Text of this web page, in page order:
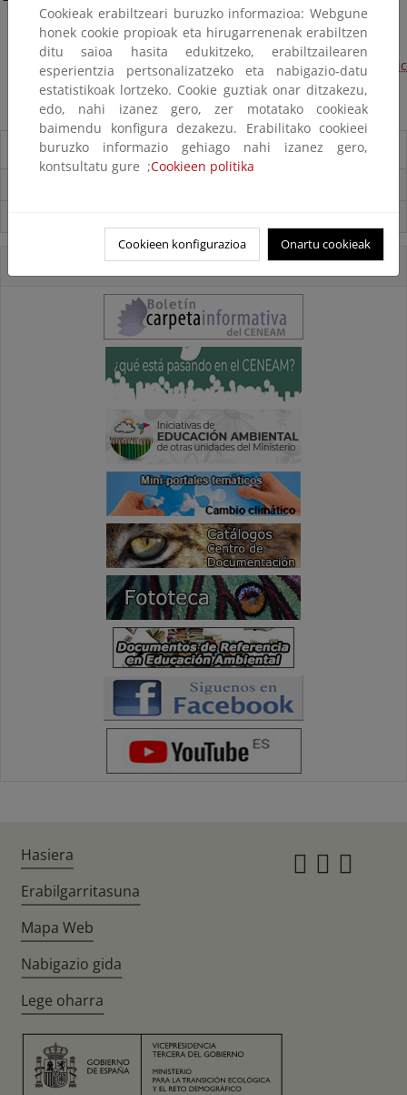
Mapa de localización / Location map
Acceso en transporte público / How to get by public
transport
Destacados
Accesos Directos
Cookieak erabiltzeari buruzko informazioa: Webgune
honek cookie propioak eta hirugarrenenak erabiltzen
ditu saioa hasita edukitzeko, erabiltzailearen
esperientzia pertsonalizatzeko eta nabigazio-datu
estatistikoak lortzeko. Cookie guztiak onar ditzakezu,
edo, nahi izanez gero, zer motatako cookieak
baimendu konfigura dezakezu. Erabilitako cookieei
buruzko informazio gehiago nahi izanez gero,
kontsultatu gure ;Cookieen politika
Cookieen konfigurazioa Onartu cookieak
Hasiera
Erabilgarritasuna
Mapa Web
Nabigazio gida
Lege oharra